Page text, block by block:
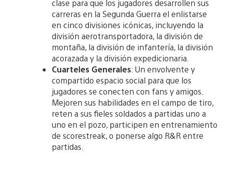
clase para que los jugadores desarrollen sus
carreras en la Segunda Guerra el enlistarse
en cinco divisiones icónicas, incluyendo la
división aerotransportadora, la división de
montaña, la división de infantería, la división
acorazada y la división expedicionaria.
Cuarteles Generales: Un envolvente y
compartido espacio social para que los
jugadores se conecten con fans y amigos.
Mejoren sus habilidades en el campo de tiro,
reten a sus fieles soldados a partidas uno a
uno en el pozo, participen en entrenamiento
de scorestreak, o ponerse algo R&R entre
partidas.